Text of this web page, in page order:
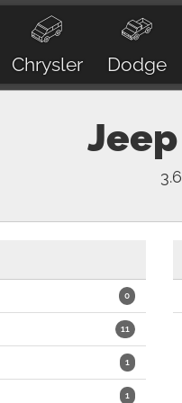
Chrysler Dodge
Jeep
0
11
1
1